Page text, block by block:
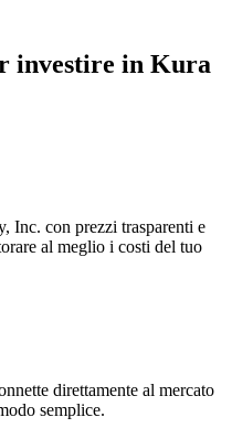
investire in Kura
Inc. con prezzi trasparenti e
al meglio i costi del tuo
direttamente al mercato
semplice.